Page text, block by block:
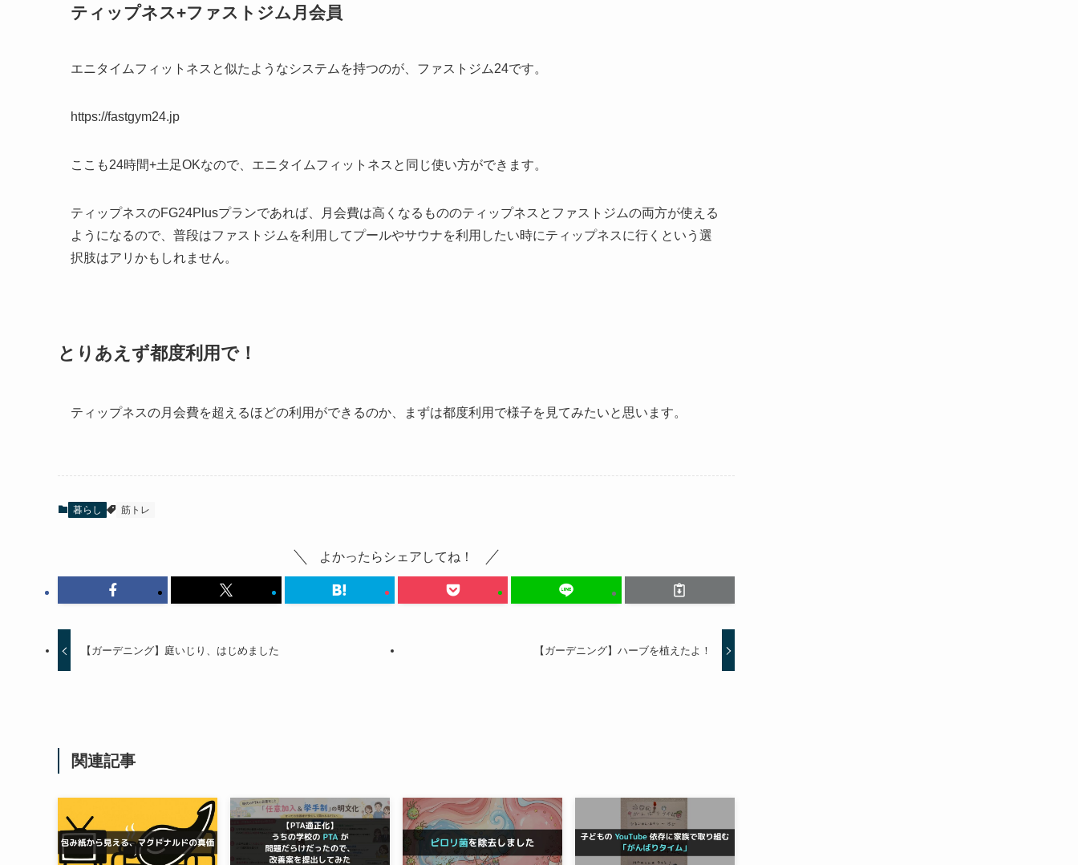
ティップネス+ファストジム月会員
エニタイムフィットネスと似たようなシステムを持つのが、ファストジム24です。
https://fastgym24.jp
ここも24時間+土足OKなので、エニタイムフィットネスと同じ使い方ができます。
ティップネスのFG24Plusプランであれば、月会費は高くなるもののティップネスとファストジムの両方が使える
ようになるので、普段はファストジムを利用してプールやサウナを利用したい時にティップネスに行くという選
択肢はアリかもしれません。
とりあえず都度利用で！
ティップネスの月会費を超えるほどの利用ができるのか、まずは都度利用で様子を見てみたいと思います。
暮らし 筋トレ
よかったらシェアしてね！
【ガーデニング】庭いじり、はじめました 【ガーデニング】ハーブを植えたよ！
関連記事